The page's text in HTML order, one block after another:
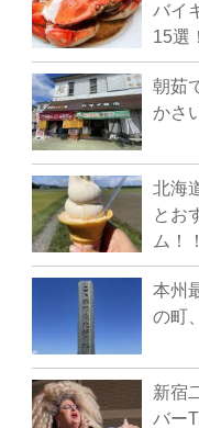
バイ
15選
朝茹
かさ
北海
とお
ム！！
本州
の町
新宿
バー